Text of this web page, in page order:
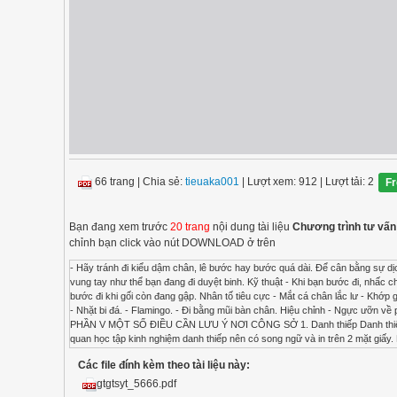
66 trang Chia sẻ: tieuaka001 | Lượt xem: 912 | Lượt tải: 2
Bạn đang xem trước 20 trang nội dung tài liệu Chương trình tư vấn
chỉnh bạn click vào nút DOWNLOAD ở trên
- Hãy tránh đi kiểu dậm chân, lê bước hay bước quá dài. Để cân bằng sự dịch chuyển trọng lượng cơ thể, hãy để ngực của bạn rướn lên cao. Khi đi bộ, không đút tay vào túi quần, vung tay như thể bạn đang đi duyệt binh. Kỹ thuật - Khi bạn bước đi, nhấc chân sau khỏi mặt đất với mắt cá chân lướt qua cổ chân trước. Để bước đi uyển chuyển, nhẹ nhàng, hãy bước đi khi gối còn đang gập. Nhân tố tiêu cực - Mắt cá chân lắc lư - Khớp gối cứng (nghiêng về phía trước) 49 - Đi bằng gót chân Các bài tập hiệu chỉnh dáng đi - Nhón bước chân. - Nhặt bi đá. - Flamingo. - Đi bằng mũi bàn chân. Hiệu chỉnh - Ngực ưỡn về phía trước và nhướn lên trên. - Bụng hóp lại. - Thả lỏng qua hông và gối. - Luyện khớp mắt cá chân 50 PHẦN V MỘT SỐ ĐIỀU CẦN LƯU Ý NƠI CÔNG SỞ 1. Danh thiếp Danh thiếp song ngữ & in 2 mặt: Với những người có danh thiếp và thường tham dự các sự kiện, hội thảo, thăm quan học tập kinh nghiệm danh thiếp nên có song ngữ và in trên 2 mặt giấy. Danh thiếp nên ghi rõ chức vụ: Danh thiếp là bộ mặt của bạn và công ty. Nội dung in và chất liệu in cũng thể hiện hình ảnh mà bạn muốn chuyển tải. Danh thiếp song ngữ còn thể hiện sự chu đáo và tôn trọng đối tác. Danh thiếp là công cụ trực quan dùng để: - Phản ánh chính xác hình ảnh của công ty, tổ chức - Phản ánh ngôn ngữ, bản sắc, danh tính của một cá nhân - Giải thích rõ vị trí của bạn trong công ty, tổ chức - Nếu được dịch ra ngôn ngữ khác, phải chính xác. Khi đi công tác, tham dự sự kiện, hội thảo nên mang nhiều danh thiếp. Danh thiếp nên được để trong bao ví Trao danh thiếp bằng hai tay, hoặc bằng tay phải, không nên trao danh thiếp bằng tay trái. Nếu có song ngữ, xác định ngôn ngữ của đối tác và trao danh thiếp với mặt có ngôn ngữ phù hợp với đối tác. NHẬN DANH THIẾP - Hãy dành thời gian để nhìn vào danh thiếp - Ở các nước Châu Á, nhận danh thiếp bằng hai tay, và đọc kỹ danh thiếp 51 - Để danh thiếp vào vị trí trang trọng và phù hợp - Không viết lên danh thiếp của người khác khi họ có mặt ở đó - Ở Nhật Bản việc trao danh thiếp là nghi lễ trang trọng, và thường bằng hai tay. Tuy nhiên, trao danh thiếp theo kiểu phương Tây – trao bằng 1 tay và là tay phải - cũng được dùng ở Nhật Bản. 2. Giao tiếp điện tử Tất cả các hình thức giao tiếp đều rất quan trọng. Việc sử dụng email, điện thoại di động, fax, truyền hình trực tuyến ngày càng phát triển. Điều quan trọng nhất vẫn là, giao tiếp dù ở hình thức nào cũng phải thể hiện tính chuyên nghiệp. Chúng tôi khuyên rằng các tổ chức, công ty nên có quy định chặt chẽ về giao tiếp qua các phương tiện điện tử không chỉ để nhân viên tuân theo mà còn để bảo vệ hình ảnh và uy tín của công ty. Giao tiếp qua điện thoại: Khi nhận được điện thoại, người nghe dù ở vị trí công tác nào, cũng cần trả lời theo cách chuyên nghiệp và nhã nhặn. Khi nhấc điện thoại lên, người nghe luôn nói xin chào, tên (và chức vụ), tên công ty, tổ chức (hoặc phòng ban). Tương tự người nghe cũng nên xưng danh, và các thông tin bổ sung để dễ giao tiếp. “Xin chào, tôi là Mai, phó phòng hành chính, Bệnh Viện A, Tp Đà Nẵng. Tôi có thể giúp gì được anh/chị?” Điện thoại đi động Nói chuyện trên điện thoại di động ở nơi đông người sẽ không giữ được riêng tư. Tắt điện thoại đi động khi bạn đến những nơi sau đây: các cuộc họp tại cơ quan, công sở, chùa, nhà thờ, nhà hàng, nhà hát, các buổi hoà nhạc. Tối thiểu nhất là để chế độ rung. Khi tham gia họp trực tuyến, hãy tắt điện thoại đi động, các thiết bị điện tử khác có thể gây ra tiếng kêu trong khi bạn đang tham gia họp. 52 Thư điện tử (email) Luôn dùng ngôn ngữ trang trọng, sử dụng các từ Ông/Bà/Anh/Chị Nếu là viết thư cho người nước ngoài, luôn dùng Mr. hoặc Ms. Chỉ khi nào thân thiết hoặc cho phép mới được dùng chỉ tên riêng. Khi viết chú ý viết hoa đầu câu, danh từ riêng không nên dùng thành ngữ, chuyện phiếm, tiếng lóng, viết tắt, các emotions (các biểu tượng dùng để mô tả cảm xúc [:-) = J]). Chú ý cách diễn đạt ngày/tháng/năm, thời gian 13:00 hoặc 1:00 pm, đơn vị tiền tệ US$ hoặc £ hoặc €. Mạng xã hội 3. Quy tắc bố trí chỗ ngồi Bố trí chỗ ngồi đóng vai trò then chốt trong việc thành công hay thất bại của một
Các file đính kèm theo tài liệu này:
gtgtsyt_5666.pdf